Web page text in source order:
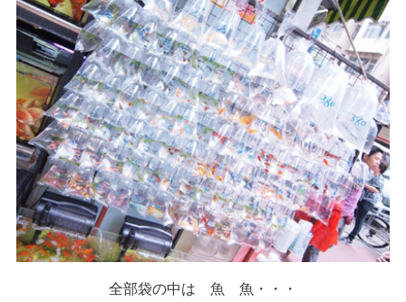
全部袋の中は 魚 魚・・・